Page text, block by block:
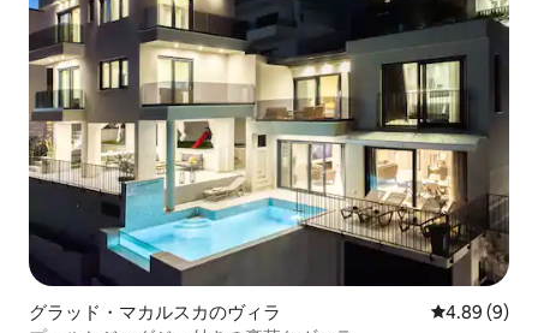
グラッド・マカルスカのヴィラ レビュー9件
4.89 (9)